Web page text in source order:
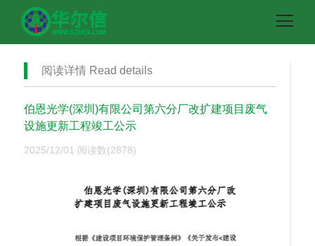
阅读详情 Read details
伯恩光学(深圳)有限公司第六分厂改扩建项目废气
设施更新工程竣工公示
2025/12/01 阅读数(2878)